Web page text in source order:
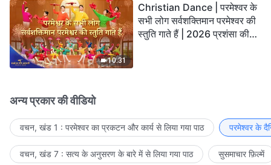
10:31
Christian Dance | परमेश्वर के
सभी लोग सर्वशक्तिमान परमेश्वर की
स्तुति गाते हैं | 2026 प्रशंसा की
अन्य प्रकार की वीडियो
वचन, खंड 1 : परमेश्वर का प्रकटन और कार्य से लिया गया पाठ परमेश्वर के
वचन, खंड 7 : सत्य के अनुसरण के बारे में से लिया गया पाठ सुसमाचार फ़िल्में